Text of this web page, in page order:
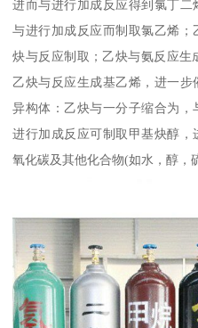
进而与进行加成反应得到氯丁
与进行加成反应而制取氯乙烯
炔与反应制取；乙炔与氨反应生
乙炔与反应生成基乙烯，进一
异构体：乙炔与一分子缩合为
进行加成反应可制取甲基炔醇
氧化碳及其他化合物(如水，醇，